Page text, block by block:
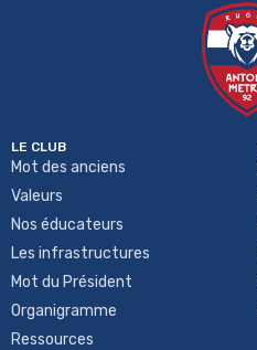
LE CLUB
Mot des anciens
Valeurs
Nos éducateurs
Les infrastructures
Mot du Président
Organigramme
Ressources